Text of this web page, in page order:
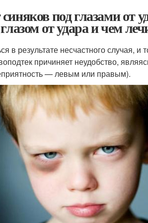
под глазами от
от удара и чем
в результате несчастного случая, и
причиняет неудобство,
— левым или правым).